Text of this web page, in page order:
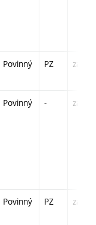
Povinný PZ zá,zk
Povinný - zá,zk
Povinný PZ zá,zk